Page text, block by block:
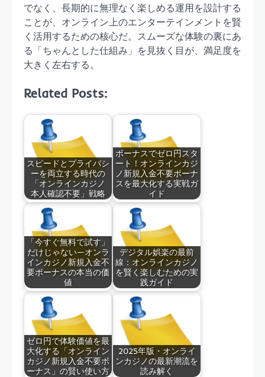
でなく、長期的に無理なく楽しめる運用を設計する
ことが、オンライン上のエンターテインメントを賢
く活用するための核心だ。スムーズな体験の裏にあ
る「ちゃんとした仕組み」を見抜く目が、満足度を
大きく左右する。
Related Posts:
スピードとプライバシ
ーを両立する時代の
「オンラインカジノ
本人確認不要」戦略
ボーナスでゼロ円スタ
ート！オンラインカジ
ノ新規入金不要ボーナ
スを最大化する実戦ガ
イド
「今すぐ無料で試す」
だけじゃない—オンラ
インカジノ新規入金不
要ボーナスの本当の価
値
デジタル娯楽の最前
線：オンラインカジノ
を賢く楽しむための実
践ガイド
ゼロ円で体験価値を最
大化する「オンライン
カジノ新規入金不要ボ
ーナス」の賢い使い方
2025年版・オンライ
ンカジノの最新潮流を
読み解く